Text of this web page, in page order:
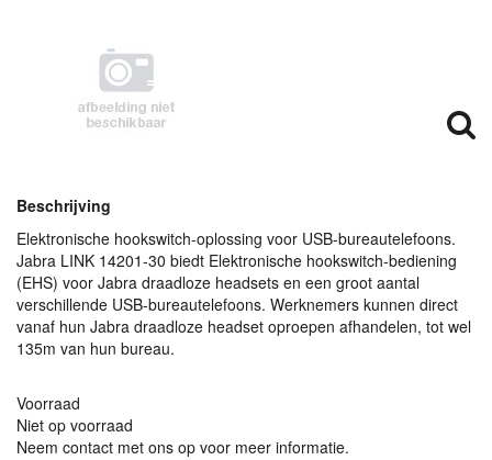
Beschrijving
Elektronische hookswitch-oplossing voor USB-bureautelefoons.
Jabra LINK 14201-30 biedt Elektronische hookswitch-bediening
(EHS) voor Jabra draadloze headsets en een groot aantal
verschillende USB-bureautelefoons. Werknemers kunnen direct
vanaf hun Jabra draadloze headset oproepen afhandelen, tot wel
135m van hun bureau.
Voorraad
Niet op voorraad
Neem contact met ons op voor meer informatie.